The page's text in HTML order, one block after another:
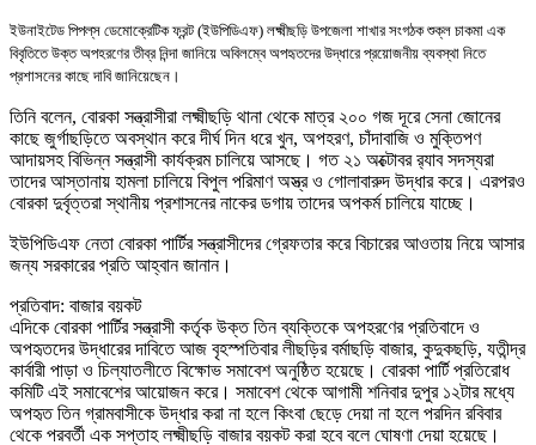
ইউনাইটেড পিপল্‌স ডেমোক্রেটিক ফ্রন্ট (ইউপিডিএফ) লক্ষ্মীছড়ি উপজেলা শাখার সংগঠক শুক্ল চাকমা এক
বিবৃতিতে উক্ত অপহরণের তীব্র নিন্দা জানিয়ে অবিলম্বে অপহৃতদের উদ্ধারে প্রয়োজনীয় ব্যবস্থা নিতে
প্রশাসনের কাছে দাবি জানিয়েছেন ।
তিনি বলেন, বোরকা সন্ত্রাসীরা লক্ষ্মীছড়ি থানা থেকে মাত্র ২০০ গজ দূরে সেনা জোনের
কাছে জুর্গাছড়িতে অবস্থান করে দীর্ঘ দিন ধরে খুন, অপহরণ, চাঁদাবাজি ও মুক্তিপণ
আদায়সহ বিভিন্ন সন্ত্রাসী কার্যক্রম চালিয়ে আসছে। গত ২১ অক্টোবর র‌্যাব সদস্যরা
তাদের আস্তানায় হামলা চালিয়ে বিপুল পরিমাণ অস্ত্র ও গোলাবারুদ উদ্ধার করে। এরপরও
বোরকা দুর্বৃত্তরা স্থানীয় প্রশাসনের নাকের ডগায় তাদের অপকর্ম চালিয়ে যাচ্ছে ।
ইউপিডিএফ নেতা বোরকা পার্টির সন্ত্রাসীদের গ্রেফতার করে বিচারের আওতায় নিয়ে আসার
জন্য সরকারের প্রতি আহ্বান জানান।
প্রতিবাদ: বাজার বয়কট
এদিকে বোরকা পার্টির সন্ত্রাসী কর্তৃক উক্ত তিন ব্যক্তিকে অপহরণের প্রতিবাদে ও
অপহৃতদের উদ্ধারের দাবিতে আজ বৃহস্পতিবার লীছড়ির বর্মাছড়ি বাজার, কুদুকছড়ি, যতীন্দ্র
কার্বারী পাড়া ও চিল্যাতলীতে বিক্ষোভ সমাবেশ অনুষ্ঠিত হয়েছে। বোরকা পার্টি প্রতিরোধ
কমিটি এই সমাবেশের আয়োজন করে। সমাবেশ থেকে আগামী শনিবার দুপুর ১২টার মধ্যে
অপহৃত তিন গ্রামবাসীকে উদ্ধার করা না হলে কিংবা ছেড়ে দেয়া না হলে পরদিন রবিবার
থেকে পরবর্তী এক সপ্তাহ লক্ষ্মীছড়ি বাজার বয়কট করা হবে বলে ঘোষণা দেয়া হয়েছে।